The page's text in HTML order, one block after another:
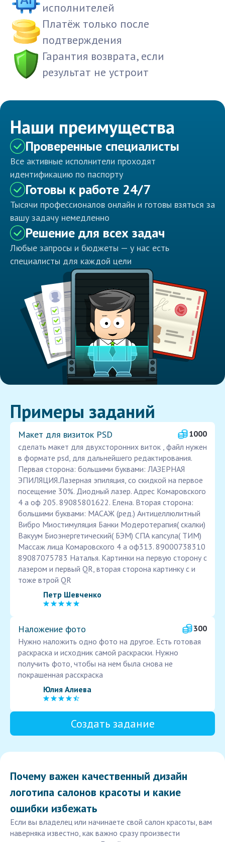
исполнителей
Платёж только после
подтверждения
Гарантия возврата, если
результат не устроит
Наши преимущества
Проверенные специалисты
Все активные исполнители проходят
идентификацию по паспорту
Готовы к работе 24/7
Тысячи профессионалов онлайн и готовы взяться за
вашу задачу немедленно
Решение для всех задач
Любые запросы и бюджеты — у нас есть
специалисты для каждой цели
Примеры заданий
Макет для визиток PSD
1000
сделать макет для двухсторонних виток , файл нужен
в формате psd, для дальнейшего редактирования.
Первая сторона: большими буквами: ЛАЗЕРНАЯ
ЭПИЛЯЦИЯ.Лазерная эпиляция, со скидкой на первое
посещение 30%. Диодный лазер. Адрес Комаровского
4 а оф 205. 89085801622. Елена. Вторая сторона:
большими буквами: МАСАЖ (ред.) Антицеллюлитный
Вибро Миостимуляция Банки Модеротерапия( скалки)
Вакуум Биоэнергетический( БЭМ) СПА капсула( ТИМ)
Массаж лица Комаровского 4 а оф313. 89000738310
89087075783 Наталья. Картинки на первую сторону с
лазером и первый QR, вторая сторона картинку с и
тоже втрой QR
Петр Шевченко
Наложение фото
300
Нужно наложить одно фото на другое. Есть готовая
раскраска и исходник самой раскраски. Нужно
получить фото, чтобы на нем была снова не
покрашенная расскраска
Юлия Алиева
Создать задание
Почему важен качественный дизайн
логотипа салонов красоты и какие
ошибки избежать
Если вы владелец или начинаете свой салон красоты, вам
наверняка известно, как важно сразу произвести